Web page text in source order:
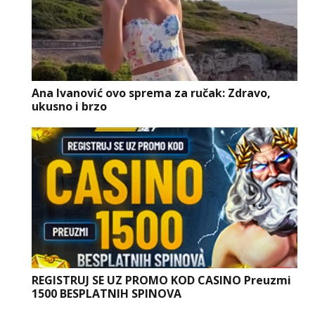
Ana Ivanović ovo sprema za ručak: Zdravo,
ukusno i brzo
REGISTRUJ SE UZ PROMO KOD CASINO Preuzmi
1500 BESPLATNIH SPINOVA